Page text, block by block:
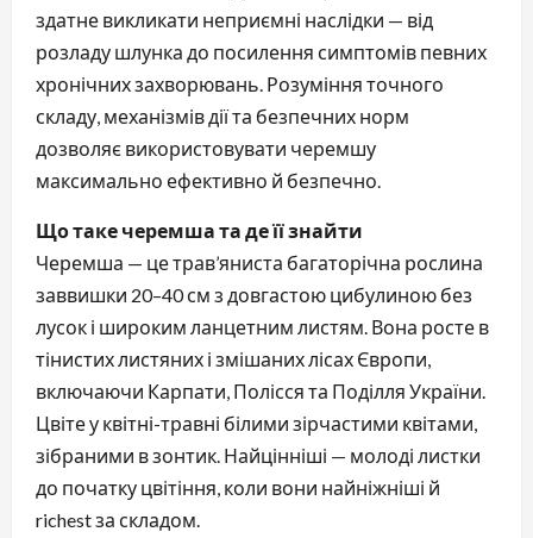
здатне викликати неприємні наслідки — від
розладу шлунка до посилення симптомів певних
хронічних захворювань. Розуміння точного
складу, механізмів дії та безпечних норм
дозволяє використовувати черемшу
максимально ефективно й безпечно.
Що таке черемша та де її знайти
Черемша — це трав’яниста багаторічна рослина
заввишки 20–40 см з довгастою цибулиною без
лусок і широким ланцетним листям. Вона росте в
тінистих листяних і змішаних лісах Європи,
включаючи Карпати, Полісся та Поділля України.
Цвіте у квітні-травні білими зірчастими квітами,
зібраними в зонтик. Найцінніші — молоді листки
до початку цвітіння, коли вони найніжніші й
richest за складом.